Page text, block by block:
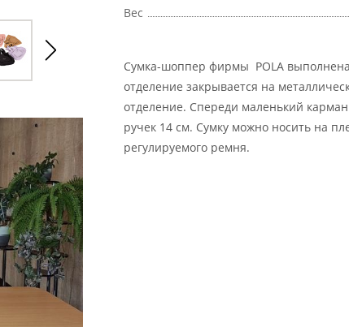
Вес
Сумка-шоппер фирмы POLA
отделение закрывается на
отделение. Спереди маленький
ручек 14 см. Сумку можно носить на
регулируемого ремня.